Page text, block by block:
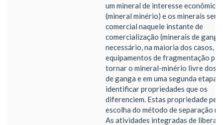
um mineral de interesse econômico
(mineral minério) e os minerais sem
comercial naquele instante de
comercialização (minerais de
necessário, na maioria dos casos,
equipamentos de fragmentação
tornar o mineral-minério livre dos
de ganga e em uma segunda etapa
identificar propriedades que os
diferenciem. Estas propriedade
escolha do método de separação
As atividades integradas de